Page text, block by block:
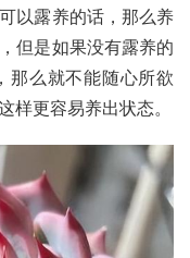
以露养的话，那么养
但是如果没有露养的
那么就不能随心所欲
样更容易养出状态。